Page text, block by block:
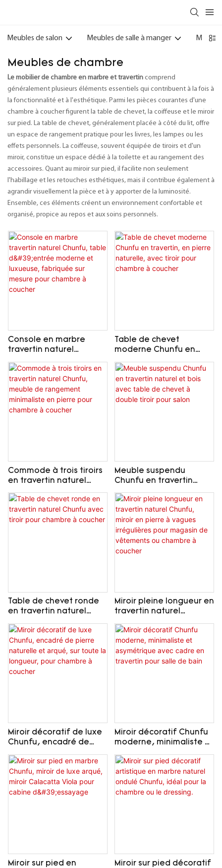
Meubles de salon Meubles de salle à manger
Meubles de chambre
Le mobilier de chambre en marbre et travertin comprend
généralement plusieurs éléments essentiels qui contribuent à la fois à
la fonctionnalité et à l'esthétique. Parmi les pièces courantes d'une
chambre à coucher figurent la table de chevet, la coiffeuse et le miroir
sur pied. La table de chevet, généralement placée à côté du lit, offre
un espace de rangement pratique pour les livres, les lampes ou les
effets personnels. La coiffeuse, souvent équipée de tiroirs et d'un
miroir, constitue un espace dédié à la toilette et au rangement des
accessoires. Quant au miroir sur pied, il facilite non seulement
l'habillage et les retouches esthétiques, mais il contribue également à
agrandir visuellement la pièce et à y apporter de la luminosité.
Ensemble, ces éléments créent un environnement confortable et
organisé, propice au repos et aux soins personnels.
Console en marbre
travertin naturel
moderne et luxueuse,
fabriquée sur mesure
pour chambre à coucher
Table de chevet
moderne Chunfu en
naturelle, avec tiroir
pour chambre à coucher
Commode à trois tiroirs
en travertin naturel
Chunfu, meuble de
rangement minimaliste
en pierre pour chambre
à coucher
Meuble suspendu
Chunfu en travertin
naturel et bois avec
table de chevet à
double tiroir pour salon
Table de chevet ronde
en travertin naturel
Chunfu avec tiroir pour
chambre à coucher
Miroir pleine longueur en
travertin naturel
Chunfu, miroir en pierre
à vagues irrégulières
pour magasin de
vêtements ou chambre
à coucher
Miroir décoratif de luxe
Chunfu, encadré de
arqué, sur toute la
longueur, pour chambre
à coucher
Miroir décoratif Chunfu
moderne, minimaliste et
en travertin pour salle
de bain
Miroir sur pied en
Miroir sur pied décoratif